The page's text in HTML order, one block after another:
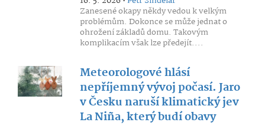
Zanesené okapy někdy vedou k velkým
problémům. Dokonce se může jednat o
ohrožení základů domu. Takovým
komplikacím však lze předejít....
Meteorologové hlásí
nepříjemný vývoj počasí. Jaro
v Česku naruší klimatický jev
La Niña, který budí obavy